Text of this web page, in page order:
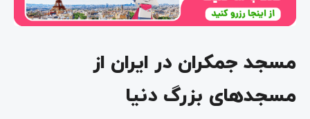
مسجد جمکران در ایران از
مسجدهای بزرگ دنیا